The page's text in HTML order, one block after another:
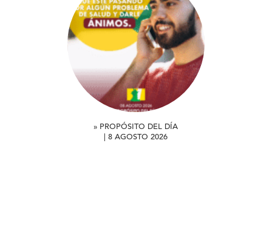
» PROPÓSITO DEL DÍA
| 8 AGOSTO 2026